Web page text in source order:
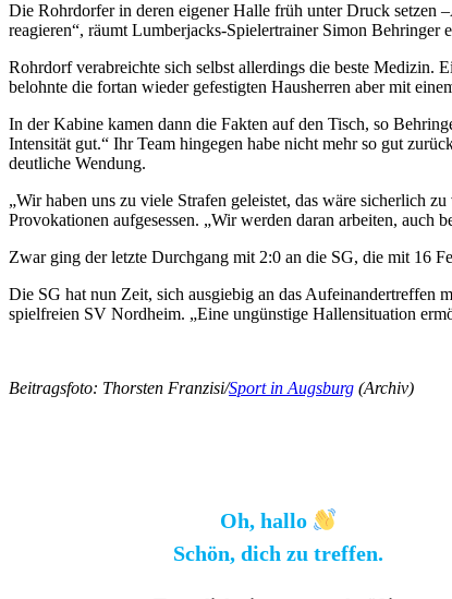
Die Rohrdorfer in deren eigener Halle früh unter Druck setzen
reagieren“, räumt Lumberjacks-Spielertrainer Simon
Rohrdorf verabreichte sich selbst allerdings die beste Medizin.
belohnte die fortan wieder gefestigten Hausherren aber mit
In der Kabine kamen dann die Fakten auf den Tisch, so
Intensität gut.“ Ihr Team hingegen habe nicht mehr so gut
deutliche Wendung.
„Wir haben uns zu viele Strafen geleistet, das wäre sicherlich
Provokationen aufgesessen. „Wir werden daran arbeiten, auch
Zwar ging der letzte Durchgang mit 2:0 an die SG, die mit 16
Die SG hat nun Zeit, sich ausgiebig an das Aufeinandertreffen
spielfreien SV Nordheim. „Eine ungünstige Hallensituation
Beitragsfoto: Thorsten Franzisi/Sport in Augsburg (Archiv)
Oh, hallo
Schön, dich zu treffen.